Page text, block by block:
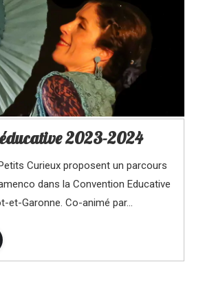
2023-2024
Curieux proposent un parcours
dans la Convention Educative
et-Garonne. Co-animé par…